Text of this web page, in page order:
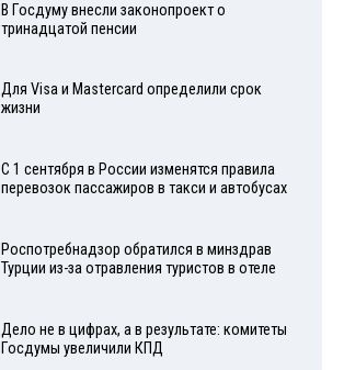
В Госдуму внесли законопроект о
тринадцатой пенсии
Для Visа и Mastercard определили срок
жизни
С 1 сентября в России изменятся правила
перевозок пассажиров в такси и автобусах
Роспотребнадзор обратился в минздрав
Турции из-за отравления туристов в отеле
Дело не в цифрах, а в результате: комитеты
Госдумы увеличили КПД